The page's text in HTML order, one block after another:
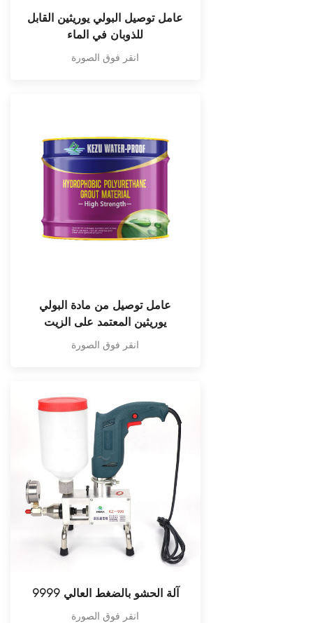
عامل توصيل البولي يوريثين القابل
للذوبان في الماء
انقر فوق الصورة
عامل توصيل من مادة البولي
يوريثين المعتمد على الزيت
انقر فوق الصورة
9999 آلة الحشو بالضغط العالي
انقر فوق الصورة